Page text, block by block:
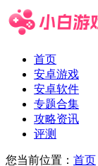
首页
安卓游戏
安卓软件
专题合集
攻略资讯
评测
您当前位置： 首页